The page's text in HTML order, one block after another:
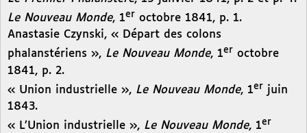
Le Nouveau Monde, 1er octobre 1841, p. 1.
Anastasie Czynski, « Départ des colons
phalanstériens », Le Nouveau Monde, 1er octobre
1841, p. 2.
« Union industrielle », Le Nouveau Monde, 1er juin
1843.
« L’Union industrielle », Le Nouveau Monde, 1er